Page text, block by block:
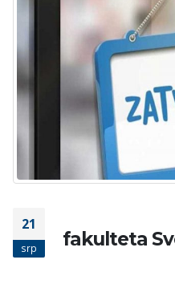
21
srp
fakulteta